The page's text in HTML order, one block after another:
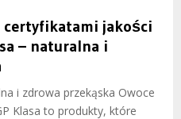
certyfikatami jakości
– naturalna i
i zdrowa przekąska Owoce
Klasa to produkty, które